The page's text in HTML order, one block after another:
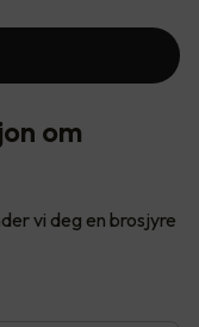
om
vi deg en brosjyre